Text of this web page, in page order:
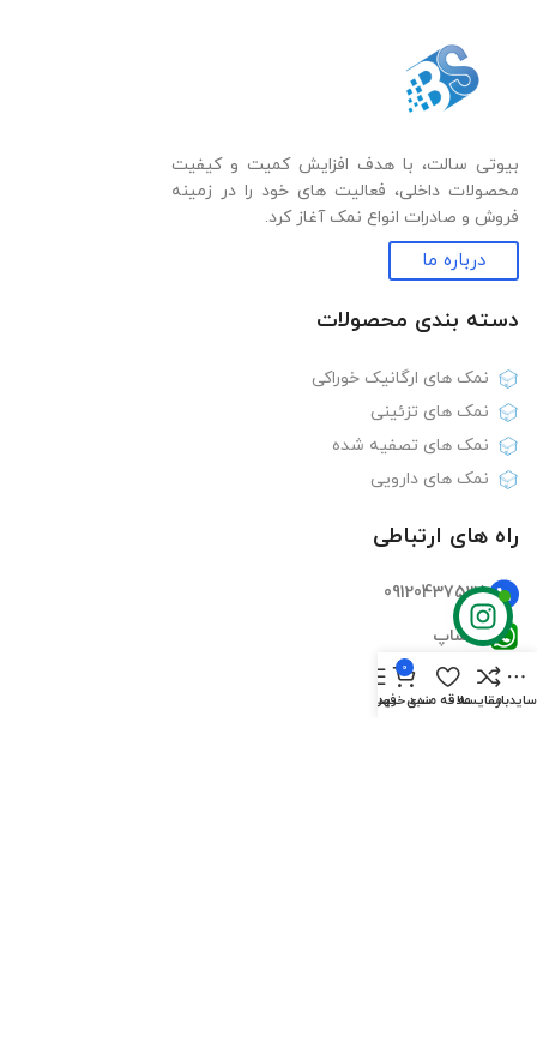
بیوتی سالت، با هدف افزایش کمیت و کیفیت
محصولات داخلی، فعالیت های خود را در زمینه
فروش و صادرات انواع نمک آغاز کرد.
درباره ما
دسته بندی‌ محصولات
نمک های ارگانیک خوراکی
نمک های تزئینی
نمک های تصفیه شده
نمک های دارویی
راه های ارتباطی
09120437535
واتساپ
تلگرام
سایدبارمقایسهعلاقه مندی
0
سبد خریدفهرست